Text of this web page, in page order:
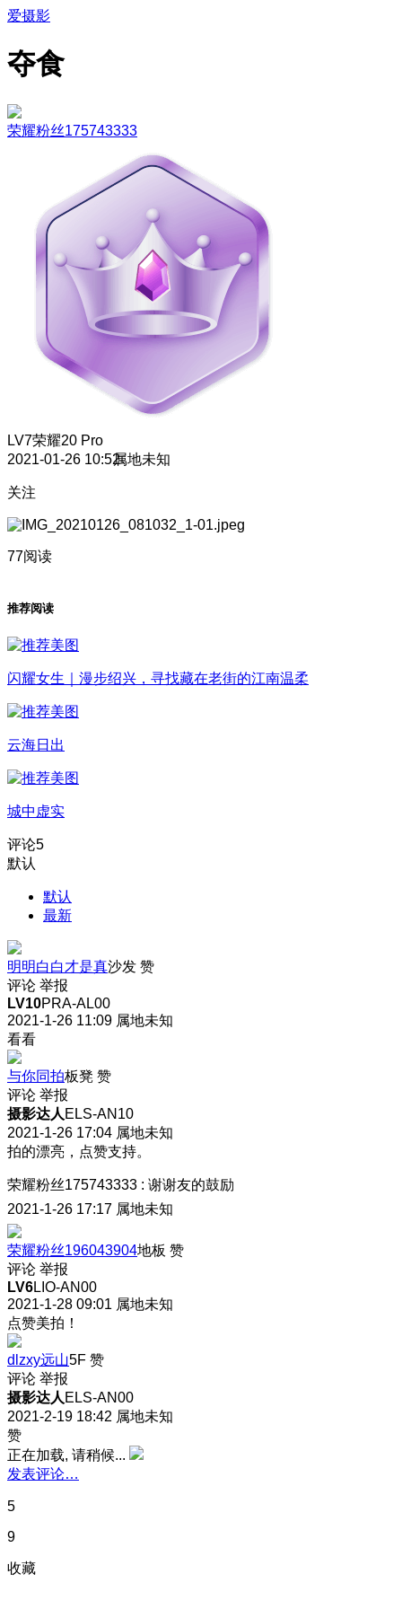
爱摄影
夺食
荣耀粉丝175743333
LV7荣耀20 Pro
2021-01-26 10:52属地未知
关注
77阅读
推荐阅读
闪耀女生｜漫步绍兴，寻找藏在老街的江南温柔
云海日出
城中虚实
评论5
默认
默认
最新
明明白白才是真沙发 赞
评论 举报
LV10PRA-AL00
2021-1-26 11:09 属地未知
看看
与你同拍板凳 赞
评论 举报
摄影达人 ELS-AN10
2021-1-26 17:04 属地未知
拍的漂亮，点赞支持。
荣耀粉丝175743333 : 谢谢友的鼓励
2021-1-26 17:17 属地未知
荣耀粉丝196043904地板 赞
评论 举报
LV6LIO-AN00
2021-1-28 09:01 属地未知
点赞美拍！
dlzxy远山5F 赞
评论 举报
摄影达人 ELS-AN00
2021-2-19 18:42 属地未知
赞
正在加载, 请稍候...
发表评论…
5
9
收藏